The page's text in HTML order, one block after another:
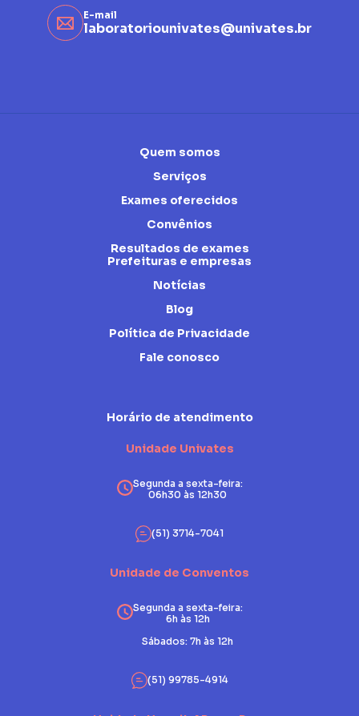
E-mail
laboratoriounivates@univates.br
Quem somos
Serviços
Exames oferecidos
Convênios
Resultados de exames
Prefeituras e empresas
Notícias
Blog
Política de Privacidade
Fale conosco
Horário de atendimento
Unidade Univates
Segunda a sexta-feira:
06h30 às 12h30
(51) 3714-7041
Unidade de Conventos
Segunda a sexta-feira:
6h às 12h
Sábados: 7h às 12h
(51) 99785-4914